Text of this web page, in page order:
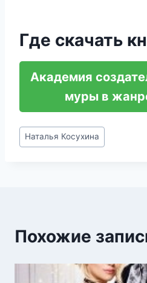
Где скачать
Академия
муры в
Метки
записи:
Наталья Косухина
Похожие